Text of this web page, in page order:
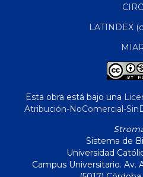
CIRC
LATINDEX
Esta obra está bajo una
Atribución-NoComercial-
Sistema de
Universidad
Campus Universitario. Av.